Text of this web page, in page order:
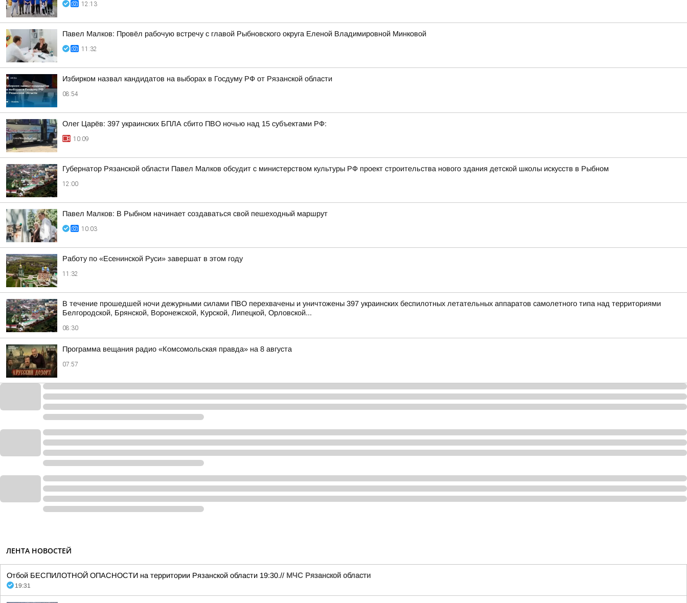
12:13
Павел Малков: Провёл рабочую встречу с главой Рыбновского округа Еленой Владимировной Минковой
11:32
Избирком назвал кандидатов на выборах в Госдуму РФ от Рязанской области
08:54
Олег Царёв: 397 украинских БПЛА сбито ПВО ночью над 15 субъектами РФ:
10:09
Губернатор Рязанской области Павел Малков обсудит с министерством культуры РФ проект строительства нового здания детской школы искусств в Рыбном
12:00
Павел Малков: В Рыбном начинает создаваться свой пешеходный маршрут
10:03
Работу по «Есенинской Руси» завершат в этом году
11:32
В течение прошедшей ночи дежурными силами ПВО перехвачены и уничтожены 397 украинских беспилотных летательных аппаратов самолетного типа над территориями
Белгородской, Брянской, Воронежской, Курской, Липецкой, Орловской...
08:30
Программа вещания радио «Комсомольская правда» на 8 августа
07:57
ЛЕНТА НОВОСТЕЙ
Отбой БЕСПИЛОТНОЙ ОПАСНОСТИ на территории Рязанской области 19:30.// МЧС Рязанской области
19:31